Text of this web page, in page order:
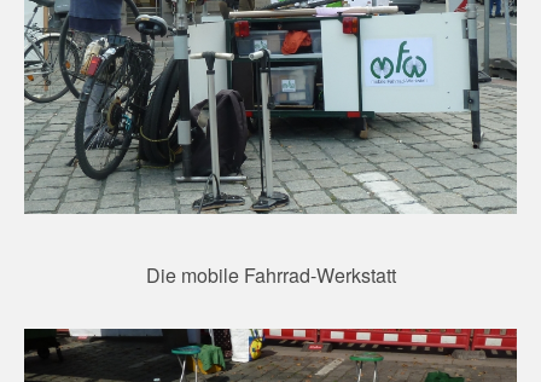
Die mobile Fahrrad-Werkstatt